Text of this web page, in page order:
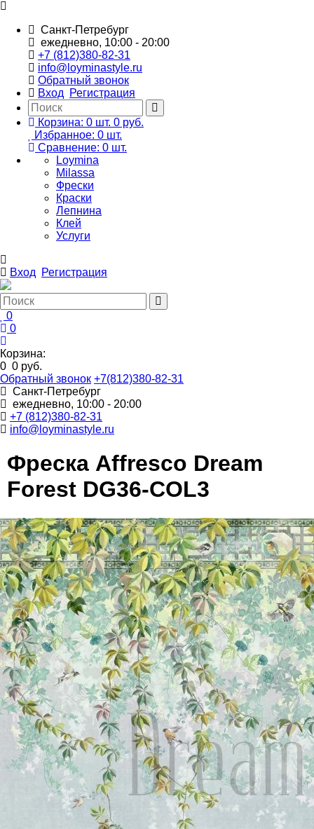
Санкт-Петребург
ежедневно, 10:00 - 20:00
+7 (812)380-82-31
info@loyminastyle.ru
Обратный звонок
Вход
Регистрация
Корзина: 0 шт. 0 руб.
Избранное: 0 шт.
Сравнение: 0 шт.
Loymina
Milassa
Фрески
Краски
Лепнина
Клей
Услуги
Вход Регистрация
0
0
Корзина:
0 0 руб.
Обратный звонок +7(812)380-82-31
Санкт-Петребург
ежедневно, 10:00 - 20:00
+7 (812)380-82-31
info@loyminastyle.ru
Фреска Affresco Dream
Forest DG36-COL3